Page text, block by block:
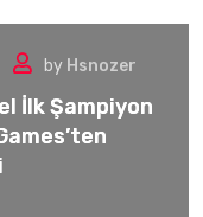
by Hsnozer
İlk Şampiyon